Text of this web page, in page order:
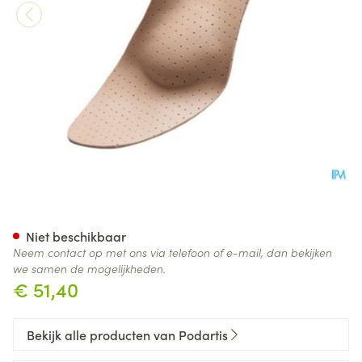
€ 51,40
Niet beschikbaar
Neem contact op met ons via telefoon of e-mail, dan bekijken
we samen de mogelijkheden.
Bekijk alle producten van Podartis